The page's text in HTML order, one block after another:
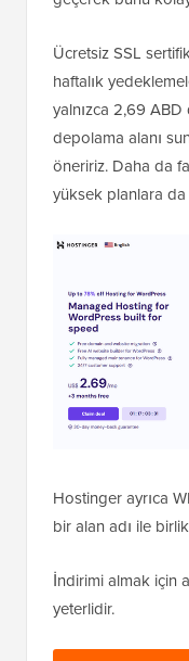
Ücretsiz SSL
haftalık
yalnızca 2,69 ABD
depolama alanı
öneririz. Daha da
yüksek planlara
Hostinger ayrıca
bir alan adı ile
İndirimi almak için
yeterlidir.